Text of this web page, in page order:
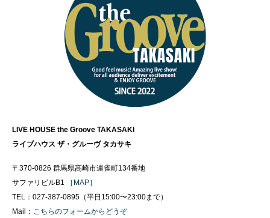
LIVE HOUSE the Groove TAKASAKI
ライブハウス ザ・グルーヴ タカサキ
〒370-0826 群馬県高崎市連雀町134番地
サファリビルB1
［MAP］
TEL：027-387-0895（平日15:00〜23:00まで）
Mail： こちらのフォームからどうぞ